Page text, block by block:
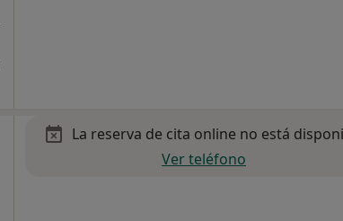
La reserva de cita online no está
Ver teléfono